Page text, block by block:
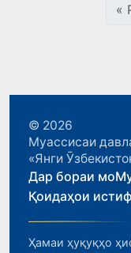
«
© 2026
Муассисаи
«Янги
Дар бораи мо
Қоидаҳои
Ҳамаи ҳуқуқҳо